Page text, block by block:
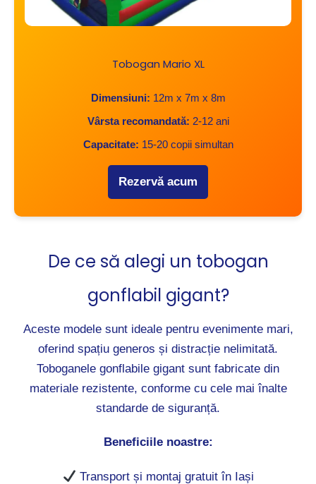
Tobogan Mario XL
Dimensiuni: 12m x 7m x 8m
Vârsta recomandată: 2-12 ani
Capacitate: 15-20 copii simultan
Rezervă acum
De ce să alegi un tobogan
gonflabil gigant?
Aceste modele sunt ideale pentru evenimente mari,
oferind spațiu generos și distracție nelimitată.
Toboganele gonflabile gigant sunt fabricate din
materiale rezistente, conforme cu cele mai înalte
standarde de siguranță.
Beneficiile noastre:
Transport și montaj gratuit în Iași